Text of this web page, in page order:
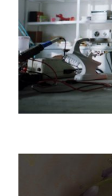
Robot